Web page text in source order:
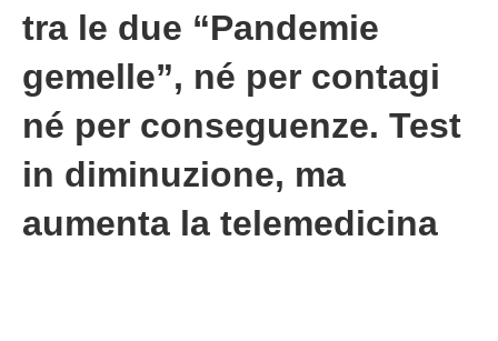
tra le due “Pandemie
gemelle”, né per contagi
né per conseguenze. Test
in diminuzione, ma
aumenta la telemedicina